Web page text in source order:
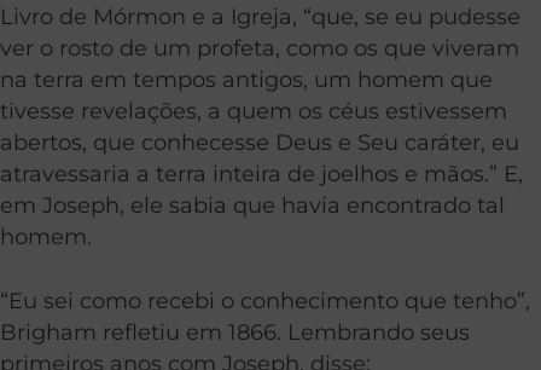
Livro de Mórmon e a Igreja, “que, se eu pudesse
ver o rosto de um profeta, como os que viveram
na terra em tempos antigos, um homem que
tivesse revelações, a quem os céus estivessem
abertos, que conhecesse Deus e Seu caráter, eu
atravessaria a terra inteira de joelhos e mãos.” E,
em Joseph, ele sabia que havia encontrado tal
homem.
“Eu sei como recebi o conhecimento que tenho”,
Brigham refletiu em 1866. Lembrando seus
primeiros anos com Joseph, disse: